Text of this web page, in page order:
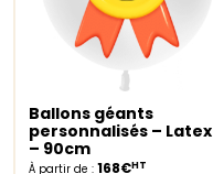
Select options
Ballons géants
personnalisés – Latex
– 90cm
À partir de : 168€HT